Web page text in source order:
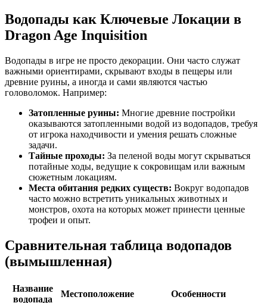
Водопады как Ключевые Локации в
Dragon Age Inquisition
Водопады в игре не просто декорации. Они часто служат
важными ориентирами, скрывают входы в пещеры или
древние руины, а иногда и сами являются частью
головоломок. Например:
Затопленные руины: Многие древние постройки
оказываются затопленными водой из водопадов, требуя
от игрока находчивости и умения решать сложные
задачи.
Тайные проходы: За пеленой воды могут скрываться
потайные ходы, ведущие к сокровищам или важным
сюжетным локациям.
Места обитания редких существ: Вокруг водопадов
часто можно встретить уникальных животных и
монстров, охота на которых может принести ценные
трофеи и опыт.
Сравнительная таблица водопадов
(вымышленная)
Название
водопада
Местоположение
Особенности